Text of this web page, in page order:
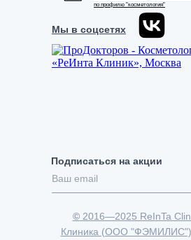
Подписаться на акции
©2016—2025 ReInTa
Клиника (ООО
по профилю "косметология"
Мы в соцсетях